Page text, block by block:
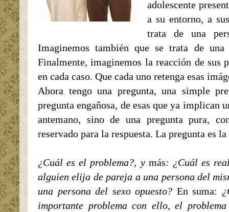
adolescente
a su entorno, a
trata de una
Imaginemos también que se trata de una
Finalmente, imaginemos la reacción de sus
en cada caso. Que cada uno retenga esas
Ahora tengo una pregunta, una simple
pregunta engañosa, de esas que ya implican
antemano, sino de una pregunta pura,
reservado para la respuesta. La pregunta es
¿Cuál es el problema?, y más: ¿Cuál es
alguien elija de pareja a una persona del
una persona del sexo opuesto? En suma:
importante problema con ello, el